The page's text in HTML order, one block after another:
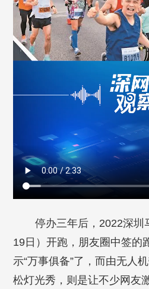
停办三年后，2022深圳
19日）开跑，朋友圈中签的
示“万事俱备”了，而由无人
松灯光秀，则是让不少网友